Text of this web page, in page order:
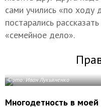
сами учились «по ходу
постарались
«семейное дело».
Фото: Иван Лукьяненко
Многодетность в